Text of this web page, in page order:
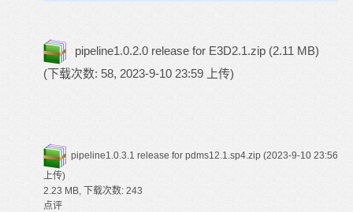
pipeline1.0.2.0 release for E3D2.1.zip (2.11 MB)
(下载次数: 58, 2023-9-10 23:59 上传)
pipeline1.0.3.1 release for pdms12.1.sp4.zip (2023-9-10 23:56
上传)
2.23 MB, 下载次数: 243
点评